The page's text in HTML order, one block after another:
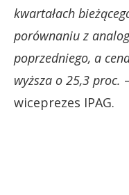
kwartałach
porównaniu z
poprzedniego, a
wyższa o 25,3 proc.
wiceprezes IPAG.